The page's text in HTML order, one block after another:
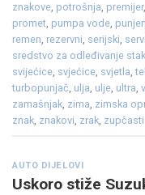
znakove, potrošnja, premijer,
promet, pumpa vode,
remen, rezervni, serijski,
sredstvo za odleđivanje
svijećice, svjećice, svjetla,
turbopunjač, ulja, ulje, ultra,
zamašnjak, zima, zimska
znak, znakovi, zrak, zupčasti
AUTO DIJELOVI
Uskoro stiže